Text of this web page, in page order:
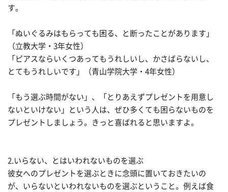
す。
「ぬいぐるみはもらっても困る、と断ったことがあります」
（立教大学・3年女性）
「ピアスならいくつあってもうれしいし、かさばらないし、
とてもうれしいです」（青山学院大学・4年女性）
「もう選ぶ時間がない」、「とりあえずプレゼントを用意し
ないといけない」という人は、ぜひ多くても困らないものを
プレゼントしましょう。きっと喜ばれると思いますよ。
2.いらない、とはいわれないものを選ぶ
彼女へのプレゼントを選ぶときに念頭に置いておきたいの
が、いらないといわれないものを選ぶということ。例えば食